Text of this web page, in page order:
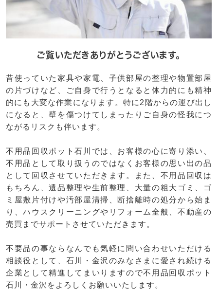
ご覧いただきありがとうございます。
昔使っていた家具や家電、子供部屋の整理や物置部屋
の片づけなど、ご自身で行うとなると体力的にも精神
的にも大変な作業になります。特に2階からの運び出し
になると、壁を傷つけてしまったりご自身の怪我につ
ながるリスクも伴います。
不用品回収ポット石川では、お客様の心に寄り添い、
不用品として取り扱うのではなくお客様の思い出の品
として回収させていただきます。また、不用品回収は
もちろん、遺品整理や生前整理、大量の粗大ゴミ、ゴ
ミ屋敷片付けや汚部屋清掃、断捨離時の処分から始ま
り、ハウスクリーニングやリフォーム全般、不動産の
売買までサポートさせていただきます。
不要品の事ならなんでも気軽に問い合わせいただける
相談役として、石川・金沢のみなさまに愛され続ける
企業として精進してまいりますので不用品回収ポット
石川・金沢をよろしくお願いいたします。